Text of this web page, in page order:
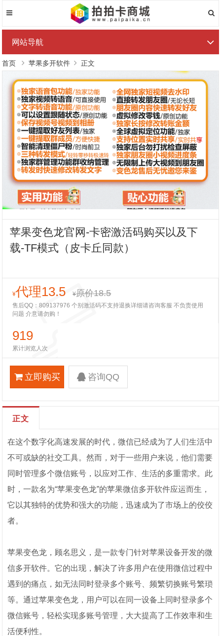
网站导航
首页 苹果多开软件 正文
苹果变色龙官网-卡密激活码购买以及下
载-TF模式（皮卡丘同款）
¥代理13.5 ¥原价18.5
售后QQ：809137976 个别激活码不支持退换详细请咨询客服 不负责使用
问题 介意请勿购！
919
累计浏览人次
立即购买 咨询QQ
正文
在这个数字化高速发展的时代，微信已经成为了人们生活中
不可或缺的社交工具。然而，对于一些用户来说，他们需要
同时管理多个微信账号，以应对工作、生活的多重需求。此
时，一款名为“苹果变色龙”的苹果微信多开软件应运而生，
它以其独特的优势和强大的功能，迅速成为了市场上的佼佼
者。
苹果变色龙，顾名思义，是一款专门针对苹果设备开发的微
信多开软件。它的出现，解决了许多用户在使用微信过程中
遇到的痛点，如无法同时登录多个账号、频繁切换账号繁琐
等。通过苹果变色龙，用户可以在同一设备上同时登录多个
微信账号，轻松实现多账号管理，大大提高了工作效率和生
活便利性。